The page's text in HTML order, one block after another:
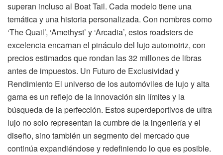
superan incluso al Boat Tail. Cada modelo tiene una
temática y una historia personalizada. Con nombres como
‘The Quail’, ‘Amethyst’ y ‘Arcadia’, estos roadsters de
excelencia encarnan el pináculo del lujo automotriz, con
precios estimados que rondan las 32 millones de libras
antes de impuestos. Un Futuro de Exclusividad y
Rendimiento El universo de los automóviles de lujo y alta
gama es un reflejo de la innovación sin límites y la
búsqueda de la perfección. Estos superdeportivos de ultra
lujo no solo representan la cumbre de la ingeniería y el
diseño, sino también un segmento del mercado que
continúa expandiéndose y redefiniendo lo que es posible.